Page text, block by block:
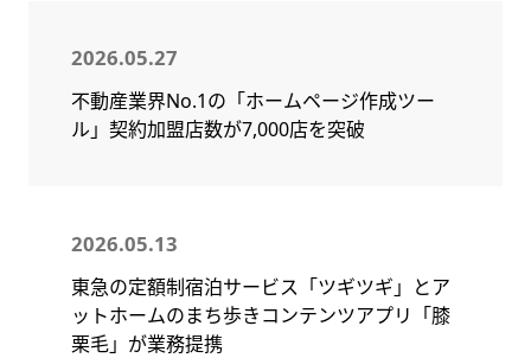
2026.05.27
不動産業界No.1の「ホームページ作成ツー
ル」契約加盟店数が7,000店を突破
2026.05.13
東急の定額制宿泊サービス「ツギツギ」とア
ットホームのまち歩きコンテンツアプリ「膝
栗毛」が業務提携